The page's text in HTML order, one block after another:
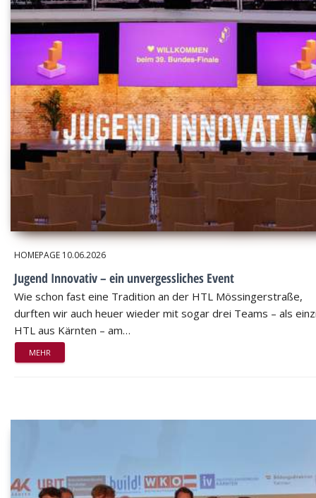
HOMEPAGE 10.06.2026
Jugend Innovativ – ein unvergessliches Event
Wie schon fast eine Tradition an der HTL Mössingerstraße,
durften wir auch heuer wieder mit sogar drei Teams – als
HTL aus Kärnten – am…
MEHR